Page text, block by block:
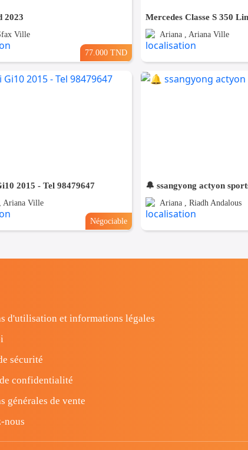
2023
Ville
77.000 TND
Ariana , Ariana Ville
2015 - Tel 98479647
Ariana Ville
Négociable
🔔 ssangyong actyon
Ariana , Riadh Andalous
d'utilisation et informations légales
sécurité
confidentialité
générales de vente
nous